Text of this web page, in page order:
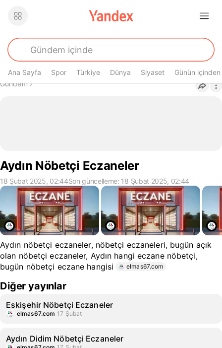
Ana Sayfa Spor Türkiye Dünya Siyaset Günün içinden
Buradasın
Gündem›
Aydın Nöbetçi Eczaneler
18 Şubat 2025, 02:44Son güncelleme: 18 Şubat 2025, 02:44
Aydın nöbetçi eczaneler, nöbetçi eczaneleri, bugün açık
olan nöbetçi eczaneler, Aydın hangi eczane nöbetçi,
bugün nöbetçi eczane hangisi
elmas67.com
Diğer yayınlar
Eskişehir Nöbetçi Eczaneler
elmas67.com 17 Şubat
Aydın Didim Nöbetçi Eczaneler